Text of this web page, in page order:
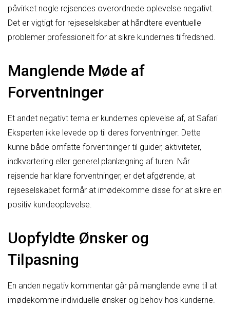
påvirket nogle rejsendes overordnede oplevelse negativt.
Det er vigtigt for rejseselskaber at håndtere eventuelle
problemer professionelt for at sikre kundernes tilfredshed.
Manglende Møde af
Forventninger
Et andet negativt tema er kundernes oplevelse af, at Safari
Eksperten ikke levede op til deres forventninger. Dette
kunne både omfatte forventninger til guider, aktiviteter,
indkvartering eller generel planlægning af turen. Når
rejsende har klare forventninger, er det afgørende, at
rejseselskabet formår at imødekomme disse for at sikre en
positiv kundeoplevelse.
Uopfyldte Ønsker og
Tilpasning
En anden negativ kommentar går på manglende evne til at
imødekomme individuelle ønsker og behov hos kunderne.